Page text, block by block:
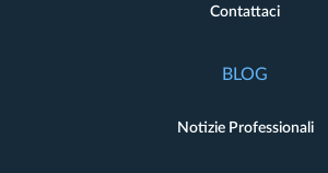
Contattaci
BLOG
Notizie Professionali